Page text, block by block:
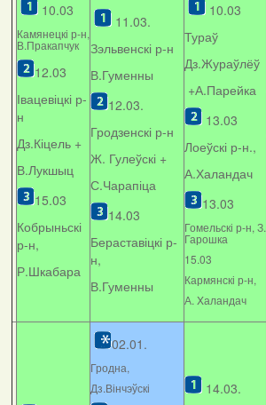
10.03
Камянецкі р-н,
В.Пракапчук
12.03
Івацевіцкі р-
н
Дз.Кіцель +
В.Лукшыц
15.03
Кобрыньскі
р-н,
Р.Шкабара
11.03.
Зэльвенскі р-н
В.Гуменны
12.03.
Гродзенскі р-н
Ж. Гулеўскі +
С.Чарапіца
14.03
Бераставіцкі р-
н,
В.Гуменны
10.03
Тураў
Дз.Жураўлёў
+А.Парейка
13.03
Лоеўскі р-н.,
А.Халандач
13.03
Гомельскі р-н, З.
Гарошка
15.03
Кармянскі р-н,
А. Xаландач
02.01.
Гродна,
Дз.Вінчэўскі
14.03.